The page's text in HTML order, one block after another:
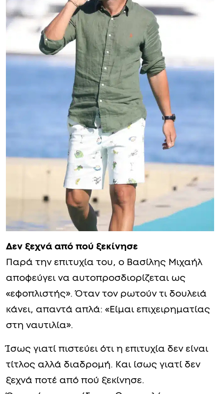
Δεν ξεχνά από πού ξεκίνησε
Παρά την επιτυχία του, ο Βασίλης Μιχαήλ
αποφεύγει να αυτοπροσδιορίζεται ως
«εφοπλιστής». Όταν τον ρωτούν τι δουλειά
κάνει, απαντά απλά: «Είμαι επιχειρηματίας
στη ναυτιλία».
Ίσως γιατί πιστεύει ότι η επιτυχία δεν είναι
τίτλος αλλά διαδρομή. Και ίσως γιατί δεν
ξεχνά ποτέ από πού ξεκίνησε.